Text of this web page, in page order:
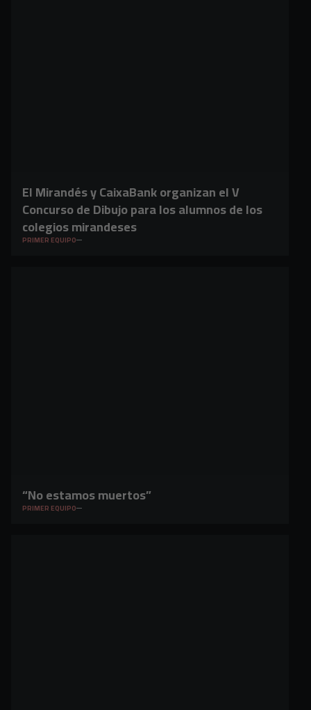
El Mirandés y CaixaBank organizan el V
Concurso de Dibujo para los alumnos de los
colegios mirandeses
PRIMER EQUIPO
“No estamos muertos”
PRIMER EQUIPO